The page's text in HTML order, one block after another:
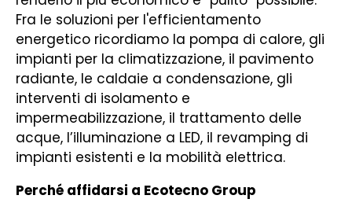
Fra le soluzioni per l'efficientamento
energetico ricordiamo la pompa di calore, gli
impianti per la climatizzazione, il pavimento
radiante, le caldaie a condensazione, gli
interventi di isolamento e
impermeabilizzazione, il trattamento delle
acque, l’illuminazione a LED, il revamping di
impianti esistenti e la mobilità elettrica.
Perché affidarsi a Ecotecno Group